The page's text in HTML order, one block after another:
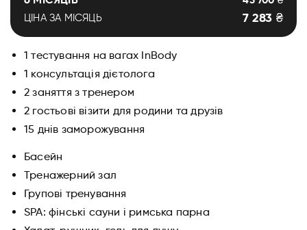
ЦІНА ЗА МІСЯЦЬ 7 283 ₴
1 тестування на вагах InBody
1 консультація дієтолога
2 заняття з тренером
2 гостьові візити для родини та друзів
15 днів заморожування
Басейн
Тренажерний зал
Групові тренування
SPA: фінські сауни і римська парна